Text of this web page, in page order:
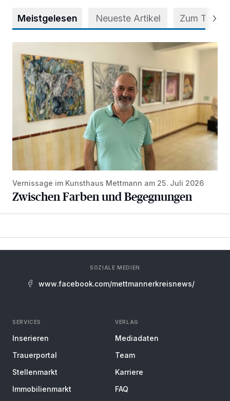
Meistgelesen Neueste Artikel Zum Thema
Vernissage im Kunsthaus Mettmann am 25. Juli 2026
Zwischen Farben und Begegnungen
SOZIALE MEDIEN
www.facebook.com/mettmannerkreisnews/
SERVICES
Inserieren
Trauerportal
Stellenmarkt
Immobilienmarkt
VERLAG
Mediadaten
Team
Karriere
FAQ